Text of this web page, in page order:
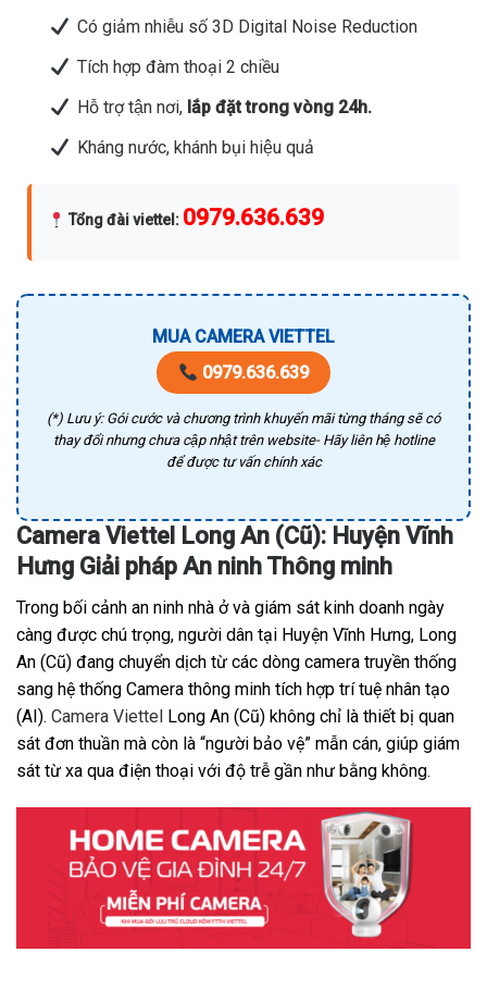
Có giảm nhiễu số 3D Digital Noise Reduction
Tích hợp đàm thoại 2 chiều
Hỗ trợ tận nơi,lắp đặt trong vòng 24h.
Kháng nước, khánh bụi hiệu quả
Tổng đài viettel : 0979.636.639
MUA CAMERA VIETTEL
0979.636.639
(*) Lưu ý: Gói cước và chương trình khuyến mãi từng tháng sẽ có
thay đổi nhưng chưa cập nhật trên website- Hãy liên hệ hotline
để được tư vấn chính xác
Camera Viettel Long An (Cũ): Huyện Vĩnh
Hưng Giải pháp An ninh Thông minh
Trong bối cảnh an ninh nhà ở và giám sát kinh doanh ngày
càng được chú trọng, người dân tại Huyện Vĩnh Hưng, Long
An (Cũ) đang chuyển dịch từ các dòng camera truyền thống
sang hệ thống Camera thông minh tích hợp trí tuệ nhân tạo
(AI). Camera Viettel Long An (Cũ) không chỉ là thiết bị quan
sát đơn thuần mà còn là “người bảo vệ” mẫn cán, giúp giám
sát từ xa qua điện thoại với độ trễ gần như bằng không.